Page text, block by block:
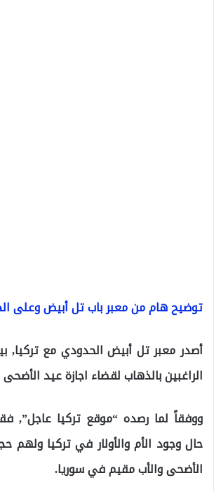
توضيح هام من معبر باب تل أبيض وعلى
أصدر معبر تل أبيض الحدودي مع تركيا,
الراغبين بالذهاب لقضاء اجازة عيد
ووفقاً لما رصده “موقع تركيا عاجل”,
حال وجود الأم والأولار في تركيا ولهم
الأضحى والأب مقيم في سوريا.